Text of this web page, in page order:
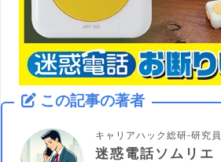
この記事の著者
キャリアハック総研-研究員
迷惑電話ソムリエ